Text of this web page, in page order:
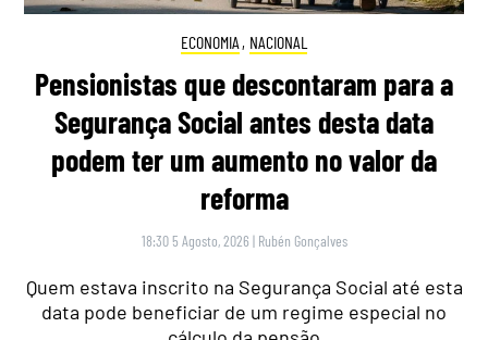
ECONOMIA , NACIONAL
Pensionistas que descontaram para a
Segurança Social antes desta data
podem ter um aumento no valor da
reforma
18:30 5 Agosto, 2026 | Rubén Gonçalves
Quem estava inscrito na Segurança Social até esta
data pode beneficiar de um regime especial no